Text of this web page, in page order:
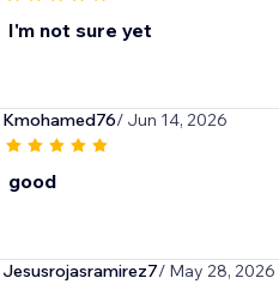
I'm not sure yet
Kmohamed76/ Jun 14, 2026
good
Jesusrojasramirez7/ May 28, 2026